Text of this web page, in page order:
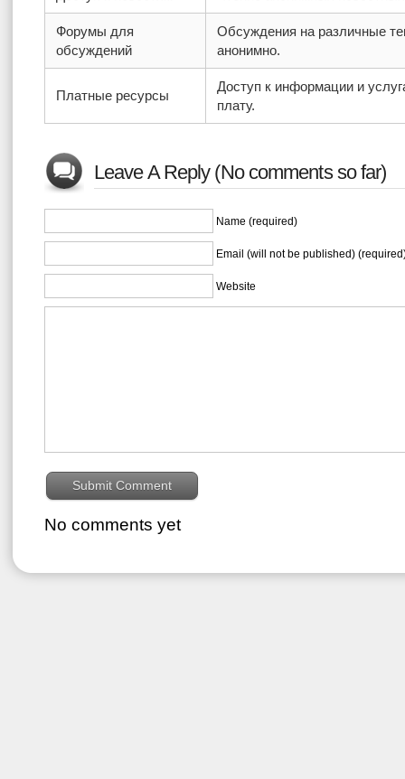
Форумы для
обсуждений
Обсуждения на различные
анонимно.
Платные ресурсы
Доступ к информации и
плату.
Leave A Reply (No comments so far)
Name (required)
Email (will not be published)
Website
No comments yet